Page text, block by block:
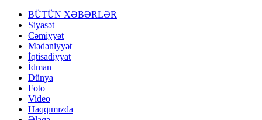
BÜTÜN XƏBƏRLƏR
Siyasət
Cəmiyyət
Mədəniyyət
İqtisadiyyat
İdman
Dünya
Foto
Video
Haqqımızda